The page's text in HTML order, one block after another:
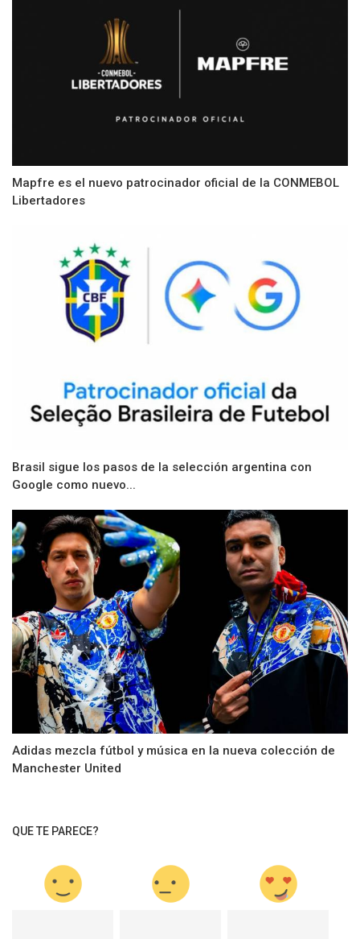
Mapfre es el nuevo patrocinador oficial de la CONMEBOL
Libertadores
Brasil sigue los pasos de la selección argentina con
Google como nuevo...
Adidas mezcla fútbol y música en la nueva colección de
Manchester United
QUE TE PARECE?